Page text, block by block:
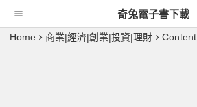
奇兔電子書下載
Home 商業|經濟|創業|投資|理財 Content